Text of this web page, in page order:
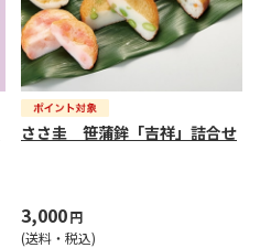
ささ圭 笹蒲鉾「吉祥」詰合せ
3,000円
(送料・税込)